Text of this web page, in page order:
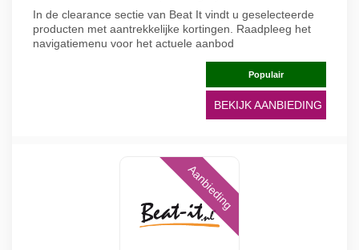
In de clearance sectie van Beat It vindt u geselecteerde
producten met aantrekkelijke kortingen. Raadpleeg het
navigatiemenu voor het actuele aanbod
Populair
BEKIJK AANBIEDING
Aanbieding